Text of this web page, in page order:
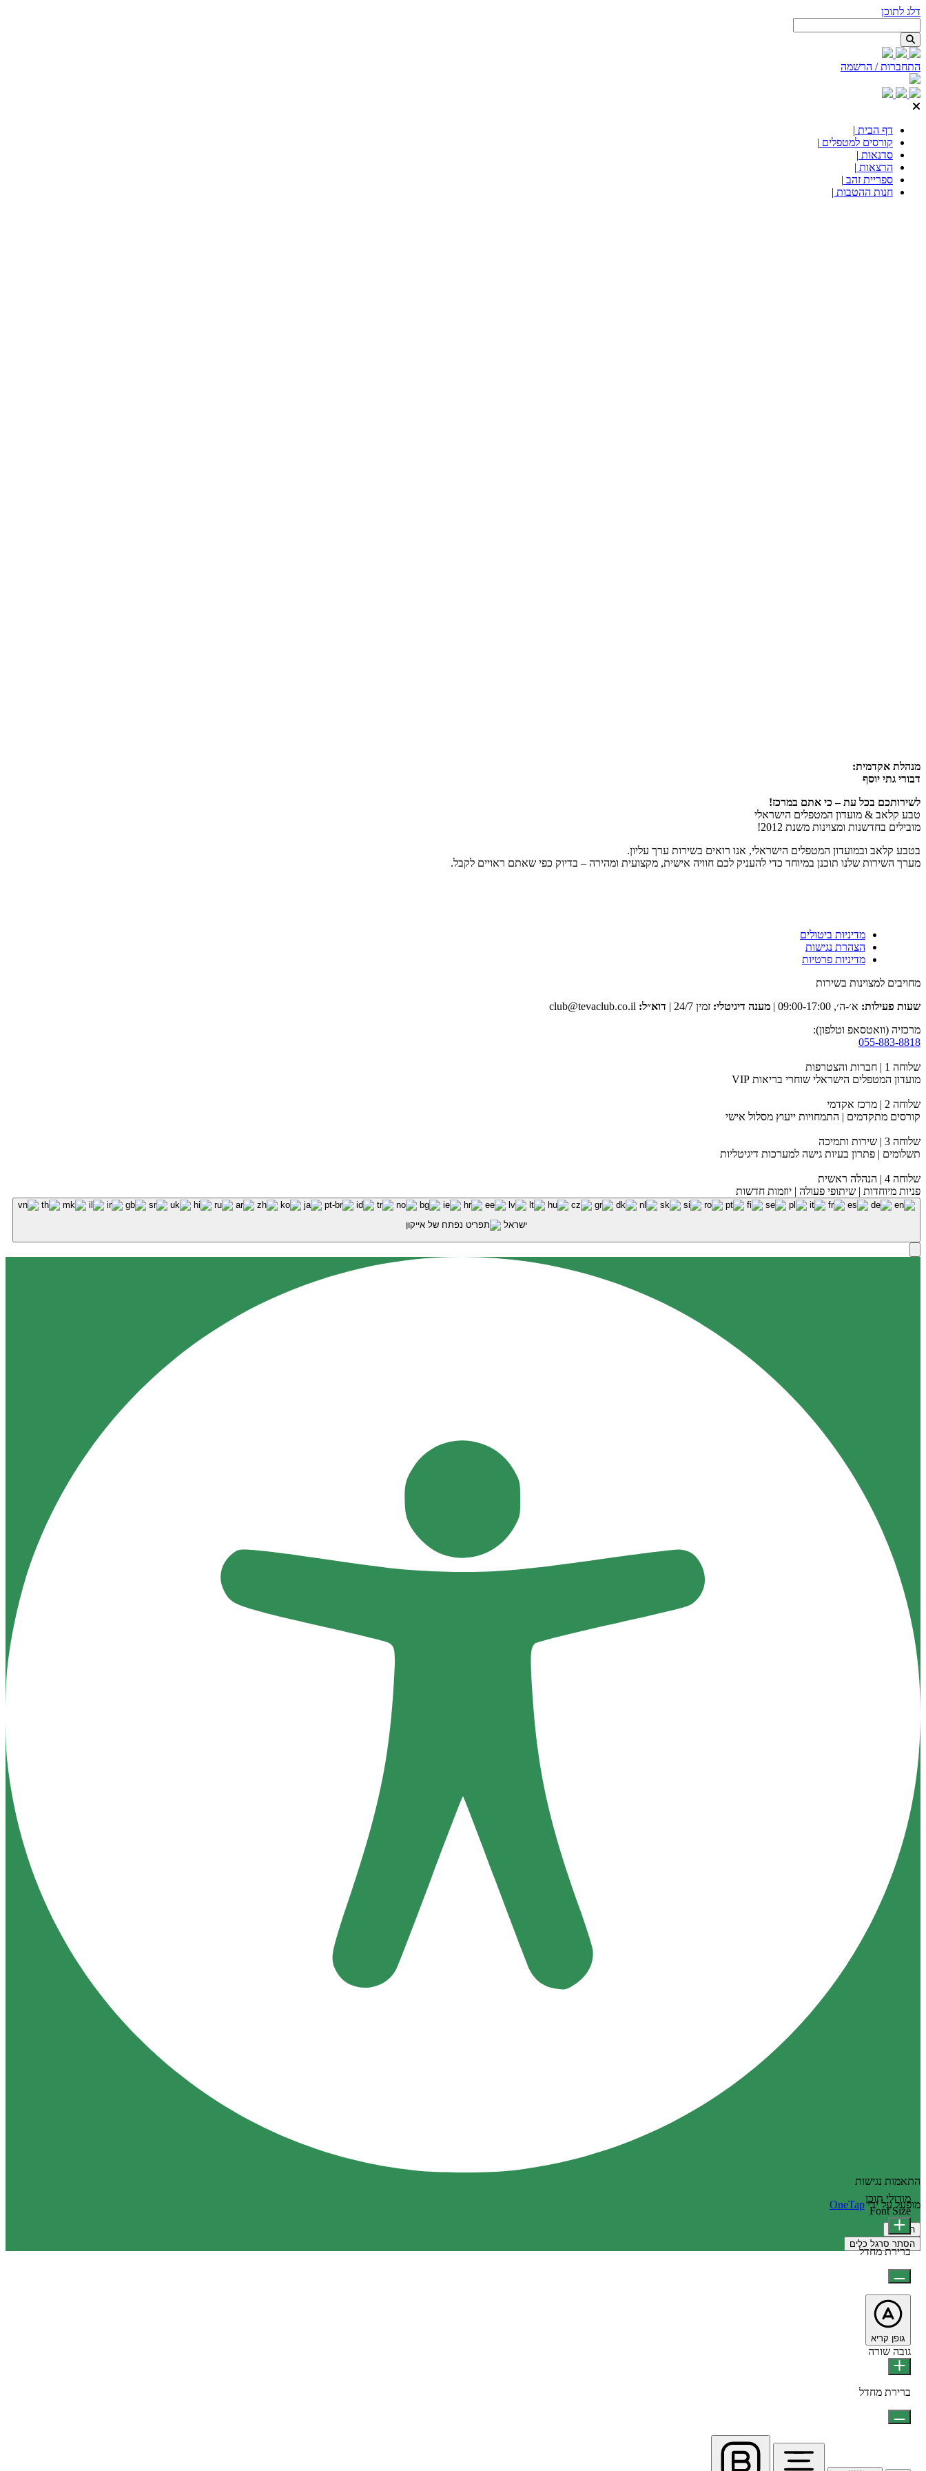
דלג לתוכן
התחברות / הרשמה
דף הבית |
קורסים למטפלים |
סדנאות |
הרצאות |
ספריית זהב |
חנות ההטבות |
מנהלת אקדמית:
דבורי גתי יוסף
לשירותכם בכל עת – כי אתם במרכז!
טבע קלאב & מועדון המטפלים הישראלי
מובילים בחדשנות ומצוינות משנת 2012!
בטבע קלאב ובמועדון המטפלים הישראלי, אנו רואים בשירות ערך עליון.
מערך השירות שלנו תוכנן במיוחד כדי להעניק לכם חוויה אישית, מקצועית ומהירה – בדיוק כפי שאתם ראויים לקבל.
מדיניות ביטולים
הצהרת נגישות
מדיניות פרטיות
מחויבים למצוינות בשירות
שעות פעילות: א׳-ה׳, 09:00-17:00 | מענה דיגיטלי: זמין 24/7 | דוא״ל:
מרכזיה (וואטסאפ וטלפון):
055-883-8818
שלוחה 1 | חברות והצטרפות
מועדון המטפלים הישראלי שוחרי בריאות VIP
שלוחה 2 | מרכז אקדמי
קורסים מתקדמים | התמחויות ייעוץ מסלול אישי
שלוחה 3 | שירות ותמיכה
תשלומים | פתרון בעיות גישה למערכות דיגיטליות
שלוחה 4 | הנהלה ראשית
פניות מיוחדות | שיתופי פעולה | יוזמות חדשות
ישראל
התאמות נגישות
מופעל על ידיOneTap
הצהרה
הסתר סרגל כלים
מודולי תוכן
Font Size
ברירת מחדל
גופן קריא
גובה שורה
ברירת מחדל